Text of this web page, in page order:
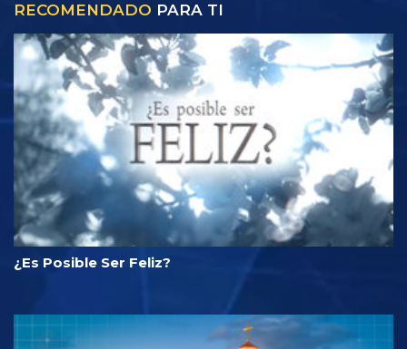
RECOMENDADO PARA TI
¿Es Posible Ser Feliz?